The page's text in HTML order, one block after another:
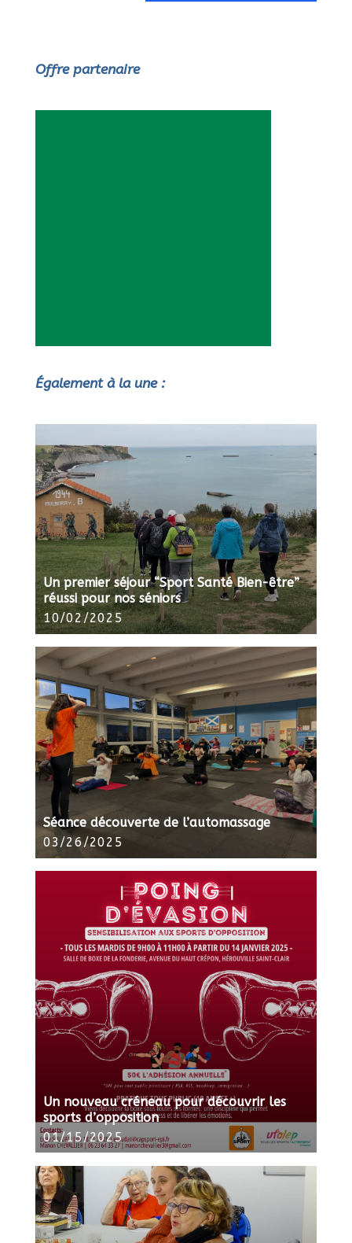
Offre partenaire
Également à la une :
Un premier séjour “Sport Santé Bien-être”
réussi pour nos séniors
10/02/2025
Séance découverte de l’automassage
03/26/2025
Un nouveau créneau pour découvrir les
sports d’opposition
01/15/2025